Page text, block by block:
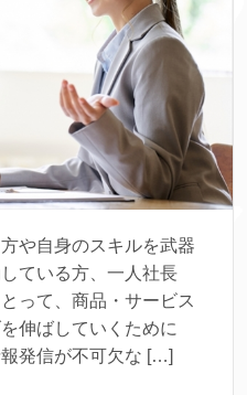
や自身のスキルを武器
ている方、一人社長
って、商品・サービス
伸ばしていくために
発信が不可欠な […]